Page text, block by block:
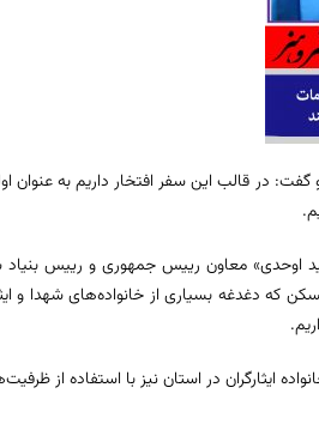
و گفت: در قالب این سفر افتخار داریم به
معاون رییس جمهوری و رییس بنیاد
که دغدغه بسیاری از خانواده‌های شهدا و
شناسایی شده خانواده ایثارگران در استان نیز با